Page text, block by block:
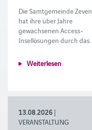
Die Samtgemeinde Zeven
hat ihre über Jahre
gewachsenen Access-
Insellösungen durch das …
Weiterlesen
13.08.2026|
VERANSTALTUNG